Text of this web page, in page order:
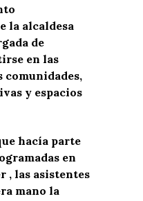
la alcaldesa
de
en las
comunidades,
y espacios
hacía parte
en
, las asistentes
mano la